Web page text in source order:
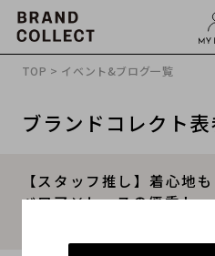
TOP > イベント&ブログ一覧
ブランドコレクト
【スタッフ推し】着心地
ベロア×レースの優秀ト